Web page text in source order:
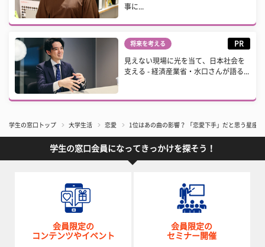
事に...
将来を考える PR
見えない現場に光を当て、日本社会を
支える - 経済産業省・水口さんが語る...
学生の窓口トップ 大学生活 恋愛 1位はあの曲の影響？ 「恋愛下手」だと思う星
学生の窓口会員になってきっかけを探そう！
会員限定の
コンテンツやイベント
会員限定の
セミナー開催